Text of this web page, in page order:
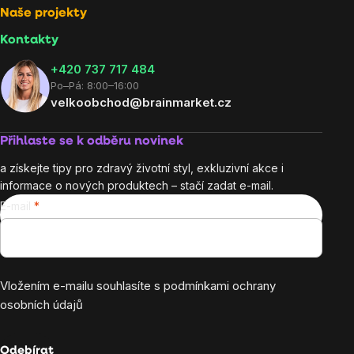
Naše projekty
Kontakty
+420 737 717 484
Po–Pá: 8:00–16:00
velkoobchod@brainmarket.cz
Přihlaste se k odběru novinek
a získejte tipy pro zdravý životní styl, exkluzivní akce i
informace o nových produktech – stačí zadat e-mail.
E-mail
Vložením e-mailu souhlasíte s podmínkami ochrany
osobních údajů
Odebírat